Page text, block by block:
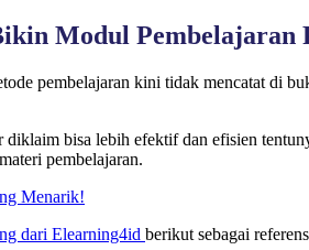
Modul Pembelajaran
pembelajaran kini tidak mencatat di
bisa lebih efektif dan efisien
pembelajaran.
Menarik!
dari Elearning4id berikut sebagai